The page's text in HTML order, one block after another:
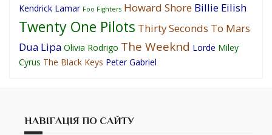
Kendrick Lamar Foo Fighters Howard Shore Billie Eilish
Twenty One Pilots Thirty Seconds To Mars
Dua Lipa Olivia Rodrigo The Weeknd Lorde Miley
Cyrus The Black Keys Peter Gabriel
НАВІГАЦІЯ ПО САЙТУ